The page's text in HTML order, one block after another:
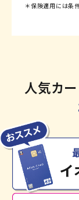
＊保険適用には条
人気カ